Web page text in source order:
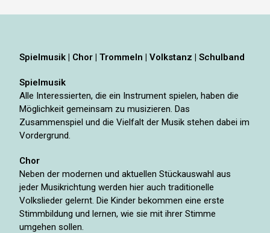
Spielmusik | Chor | Trommeln | Volkstanz | Schulband
Spielmusik
Alle Interessierten, die ein Instrument spielen, haben die
Möglichkeit gemeinsam zu musizieren. Das
Zusammenspiel und die Vielfalt der Musik stehen dabei im
Vordergrund.
Chor
Neben der modernen und aktuellen Stückauswahl aus
jeder Musikrichtung werden hier auch traditionelle
Volkslieder gelernt. Die Kinder bekommen eine erste
Stimmbildung und lernen, wie sie mit ihrer Stimme
umgehen sollen.